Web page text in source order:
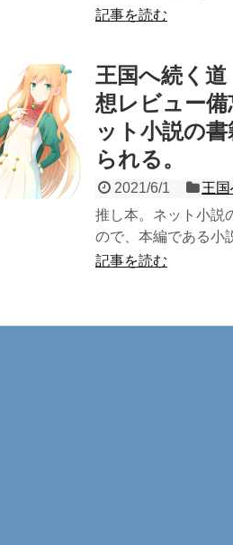
記事を読む
王国へ続く
想レビュー
ット小説の
られる。
2021/6/1
王
推し本。ネット小説
ので、本編である小
記事を読む